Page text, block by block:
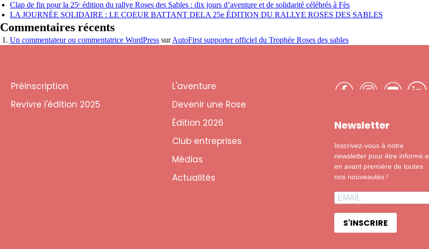
Clap de fin pour la 25ᵉ édition du rallye Roses des Sables : dix jours d’aventure et de solidarité célébrés à Fès
LA JOURNÉE SOLIDAIRE : LE COEUR BATTANT DELA 25e ÉDITION DU RALLYE ROSES DES SABLES
Commentaires récents
Un commentateur ou commentatrice WordPress surAutoFirst supporter officiel du Trophée Roses des sables
Préinscription
Revivre l'édition 2025
L'aventure
Devenir une Rose
Édition 2026
Club entreprises
Médias
Actualités
Newsletter
Inscrivez-vous à notre
newsletter pour être informé.e
en avant première de toutes
nos nouveautés !
S'INSCRIRE